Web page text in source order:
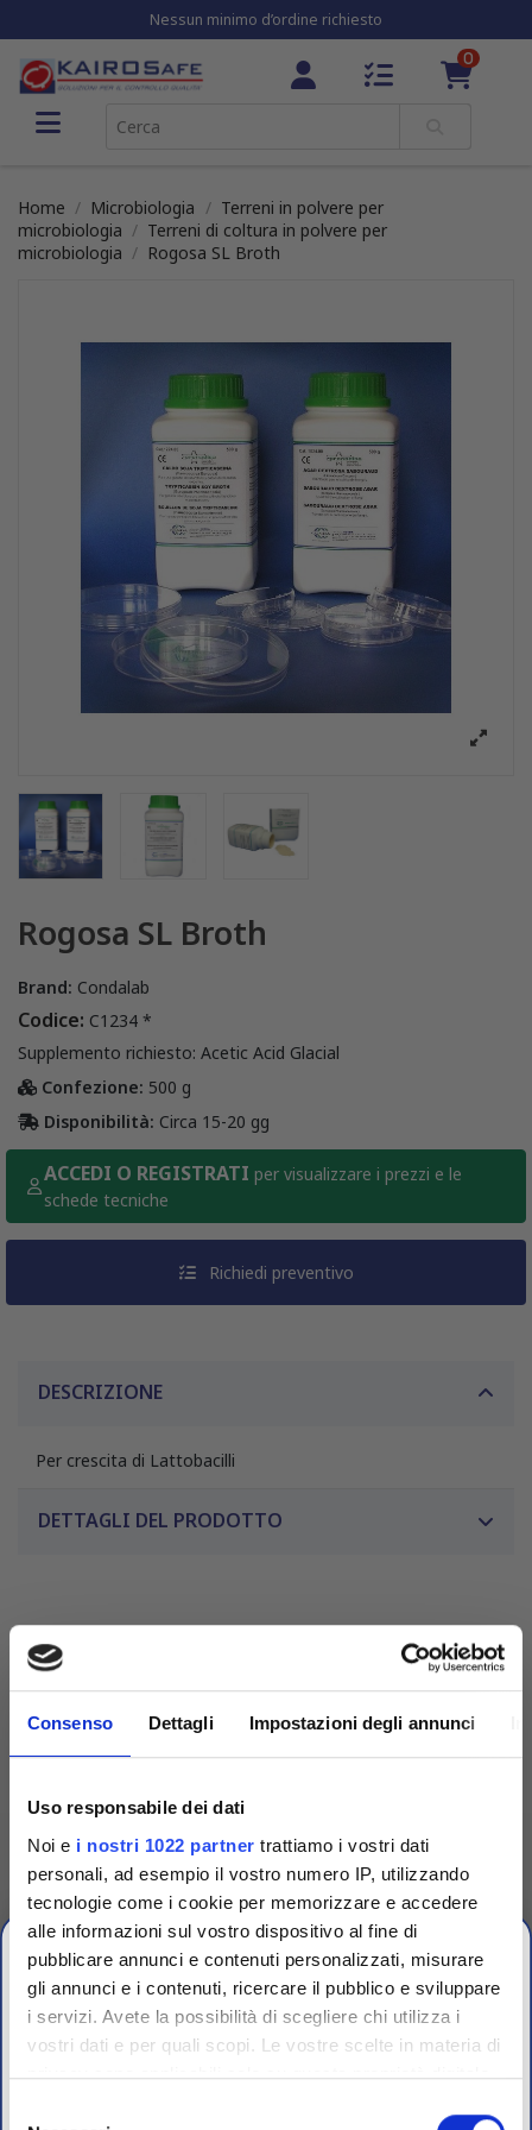
Consenso Dettagli Impostazioni degli annunci
Uso responsabile dei dati
Noi e i nostri 1022 partner trattiamo i vostri dati
personali, ad esempio il vostro numero IP, utilizzando
tecnologie come i cookie per memorizzare e accedere
alle informazioni sul vostro dispositivo al fine di
pubblicare annunci e contenuti personalizzati, misurare
gli annunci e i contenuti, ricercare il pubblico e sviluppare
i servizi. Avete la possibilità di scegliere chi utilizza i
vostri dati e per quali scopi. Le vostre scelte in materia di
privacy sono applicabili solo su questa proprietà digitale
Nessun minimo d’ordine richiesto
0
Home Microbiologia
Terreni in polvere per
microbiologia
Terreni di coltura in polvere per
microbiologia
Rogosa SL Broth
Rogosa SL Broth
Brand: Condalab
Codice: C1234 *
Supplemento richiesto: Acetic Acid Glacial
Confezione: 500 g
Disponibilità: Circa 15-20 gg
ACCEDI O REGISTRATI per visualizzare i prezzi e le
schede tecniche
Richiedi preventivo
DESCRIZIONE
Per crescita di Lattobacilli
DETTAGLI DEL PRODOTTO
Competenza
Fornitori specializzati per laboratori conto terzi e
controllo qualità industriale
CHIUSURA